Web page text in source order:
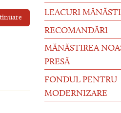
LEACURI
RECOMANDĂRI
MĂNĂSTIREA
PRESĂ
FONDUL PENTRU
MODERNIZARE